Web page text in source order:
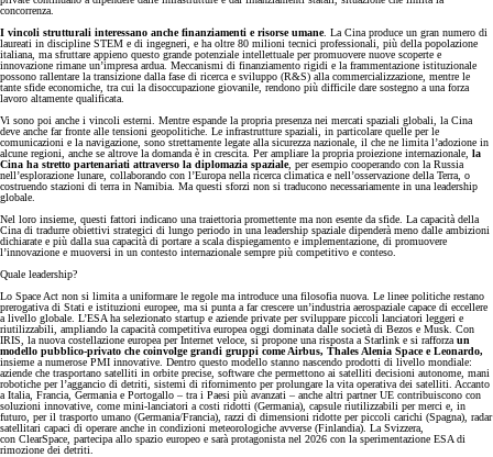
concorrenza.
I vincoli strutturali interessano anche finanziamenti e risorse umane. La Cina produce un gran numero di
laureati in discipline STEM e di ingegneri, e ha oltre 80 milioni tecnici professionali, più della popolazione
italiana, ma sfruttare appieno questo grande potenziale intellettuale per promuovere nuove scoperte e
innovazione rimane un’impresa ardua. Meccanismi di finanziamento rigidi e la frammentazione istituzionale
possono rallentare la transizione dalla fase di ricerca e sviluppo (R&S) alla commercializzazione, mentre le
tante sfide economiche, tra cui la disoccupazione giovanile, rendono più difficile dare sostegno a una forza
lavoro altamente qualificata.
Vi sono poi anche i vincoli esterni. Mentre espande la propria presenza nei mercati spaziali globali, la Cina
deve anche far fronte alle tensioni geopolitiche. Le infrastrutture spaziali, in particolare quelle per le
comunicazioni e la navigazione, sono strettamente legate alla sicurezza nazionale, il che ne limita l’adozione in
alcune regioni, anche se altrove la domanda è in crescita. Per ampliare la propria proiezione internazionale, la
Cina ha stretto partenariati attraverso la diplomazia spaziale, per esempio cooperando con la Russia
nell’esplorazione lunare, collaborando con l’Europa nella ricerca climatica e nell’osservazione della Terra, o
costruendo stazioni di terra in Namibia. Ma questi sforzi non si traducono necessariamente in una leadership
globale.
Nel loro insieme, questi fattori indicano una traiettoria promettente ma non esente da sfide. La capacità della
Cina di tradurre obiettivi strategici di lungo periodo in una leadership spaziale dipenderà meno dalle ambizioni
dichiarate e più dalla sua capacità di portare a scala dispiegamento e implementazione, di promuovere
l’innovazione e muoversi in un contesto internazionale sempre più competitivo e conteso.
Quale leadership?
Lo Space Act non si limita a uniformare le regole ma introduce una filosofia nuova. Le linee politiche restano
prerogativa di Stati e istituzioni europee, ma si punta a far crescere un’industria aerospaziale capace di eccellere
a livello globale. L’ESA ha selezionato startup e aziende private per sviluppare piccoli lanciatori leggeri e
riutilizzabili, ampliando la capacità competitiva europea oggi dominata dalle società di Bezos e Musk. Con
IRIS, la nuova costellazione europea per Internet veloce, si propone una risposta a Starlink e si rafforza un
modello pubblico-privato che coinvolge grandi gruppi come Airbus, Thales Alenia Space e Leonardo,
insieme a numerose PMI innovative. Dentro questo modello stanno nascendo prodotti di livello mondiale:
aziende che trasportano satelliti in orbite precise, software che permettono ai satelliti decisioni autonome, mani
robotiche per l’aggancio di detriti, sistemi di rifornimento per prolungare la vita operativa dei satelliti. Accanto
a Italia, Francia, Germania e Portogallo – tra i Paesi più avanzati – anche altri partner UE contribuiscono con
soluzioni innovative, come mini-lanciatori a costi ridotti (Germania), capsule riutilizzabili per merci e, in
futuro, per il trasporto umano (Germania/Francia), razzi di dimensioni ridotte per piccoli carichi (Spagna), radar
satellitari capaci di operare anche in condizioni meteorologiche avverse (Finlandia). La Svizzera,
con ClearSpace, partecipa allo spazio europeo e sarà protagonista nel 2026 con la sperimentazione ESA di
rimozione dei detriti.